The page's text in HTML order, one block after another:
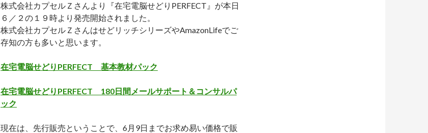
株式会社カプセルＺさんより『在宅電脳せどりPERFECT』が本日
６／２の１９時より発売開始されました。
株式会社カプセルＺさんはせどリッチシリーズやAmazonLifeでご
存知の方も多いと思います。
在宅電脳せどりPERFECT 基本教材パック
在宅電脳せどりPERFECT 180日間メールサポート＆コンサルパ
ック
現在は、先行販売ということで、6月9日までお求め易い価格で販